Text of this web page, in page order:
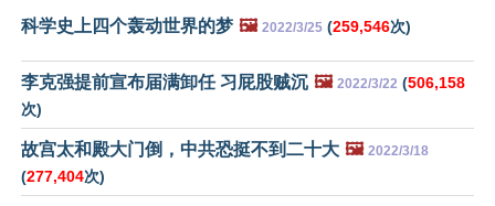
科学史上四个轰动世界的梦 🖼️ 2022/3/25 (259,546次)
李克强提前宣布届满卸任 习屁股贼沉 🖼️ 2022/3/22 (506,158
次)
故宫太和殿大门倒，中共恐挺不到二十大 🖼️ 2022/3/18
(277,404次)